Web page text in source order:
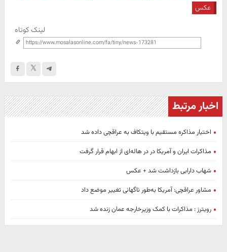
عکس
لینک کوتاه
اخبار مرتبط
اختیار مذاکره مستقیم با ویتکاف به عراقچی داده شد
مذاکرات ایران و آمریکا در در هاله‌ای از ابهام قرار گرفت
شهاب دارابی بازداشت شد + عکس
مشاور عراقچی: آمریکا به‌طور ناگهانی تغییر موضع داد
رویترز : مذاکرات با کمک وزیرخارجه عمان زنده شد